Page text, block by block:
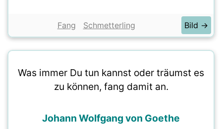
Fang Schmetterling Bild →
Was immer Du tun kannst oder träumst es
zu können, fang damit an.
Johann Wolfgang von Goethe